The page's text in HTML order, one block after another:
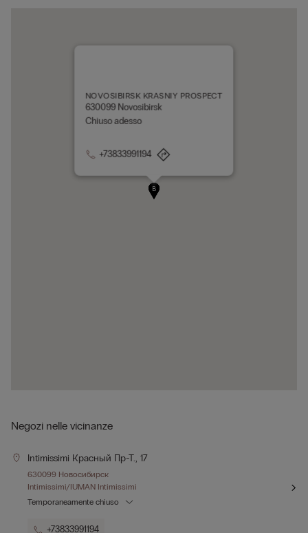
A
B
NOVOSIBIRSK KRASNIY PROSPECT
630099 Novosibirsk
Chiuso adesso
+73833991194
Negozi nelle vicinanze
Intimissimi Красный Пр-Т., 17
630099 Новосибирск
Intimissimi/IUMAN Intimissimi
Temporaneamente chiuso
+73833991194